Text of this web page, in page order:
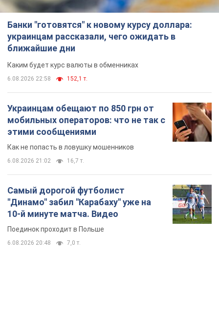
Банки "готовятся" к новому курсу доллара:
украинцам рассказали, чего ожидать в
ближайшие дни
Каким будет курс валюты в обменниках
6.08.2026 22:58 152,1 т.
Украинцам обещают по 850 грн от
мобильных операторов: что не так с
этими сообщениями
Как не попасть в ловушку мошенников
6.08.2026 21:02 16,7 т.
Самый дорогой футболист
"Динамо" забил "Карабаху" уже на
10-й минуте матча. Видео
Поединок проходит в Польше
6.08.2026 20:48 7,0 т.